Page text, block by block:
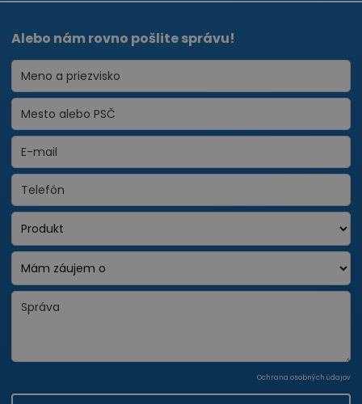
Alebo nám rovno pošlite správu!
Ochrana osobných údajov